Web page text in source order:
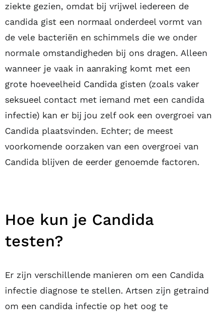
ziekte gezien, omdat bij vrijwel iedereen de
candida gist een normaal onderdeel vormt van
de vele bacteriën en schimmels die we onder
normale omstandigheden bij ons dragen. Alleen
wanneer je vaak in aanraking komt met een
grote hoeveelheid Candida gisten (zoals vaker
seksueel contact met iemand met een candida
infectie) kan er bij jou zelf ook een overgroei van
Candida plaatsvinden. Echter; de meest
voorkomende oorzaken van een overgroei van
Candida blijven de eerder genoemde factoren.
Hoe kun je Candida
testen?
Er zijn verschillende manieren om een Candida
infectie diagnose te stellen. Artsen zijn getraind
om een candida infectie op het oog te